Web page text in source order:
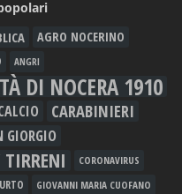
AGRO NOCERINO
ANGRI
DI NOCERA 1910
CARABINIERI
GIORGIO
TIRRENI CORONAVIRUS
GIOVANNI MARIA CUOFANO